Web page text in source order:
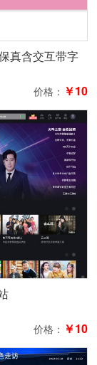
真含交互带字
价格： ￥10
价格： ￥10